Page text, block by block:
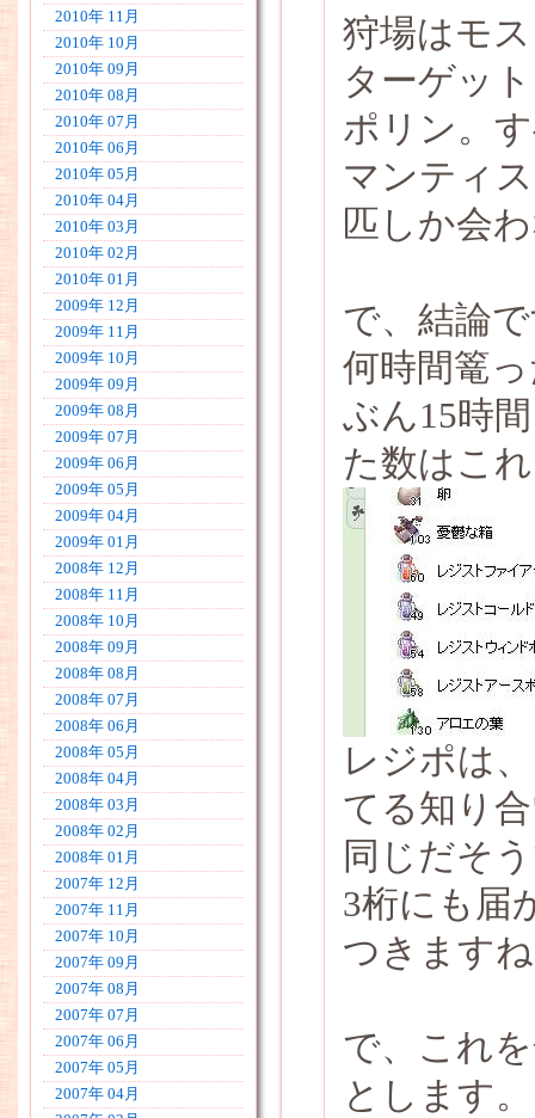
2010年 11月
2010年 10月
2010年 09月
2010年 08月
2010年 07月
2010年 06月
2010年 05月
2010年 04月
2010年 03月
2010年 02月
2010年 01月
2009年 12月
2009年 11月
2009年 10月
2009年 09月
2009年 08月
2009年 07月
2009年 06月
2009年 05月
2009年 04月
2009年 01月
2008年 12月
2008年 11月
2008年 10月
2008年 09月
2008年 08月
2008年 07月
2008年 06月
2008年 05月
2008年 04月
2008年 03月
2008年 02月
2008年 01月
2007年 12月
2007年 11月
2007年 10月
2007年 09月
2007年 08月
2007年 07月
2007年 06月
2007年 05月
2007年 04月
狩場はモ
ターゲッ
ポリン。
マンティ
匹しか会
で、結論
何時間篭
ぶん15時
た数はこ
レジポは
てる知り
同じだそ
3桁にも届
つきます
で、これ
とします。